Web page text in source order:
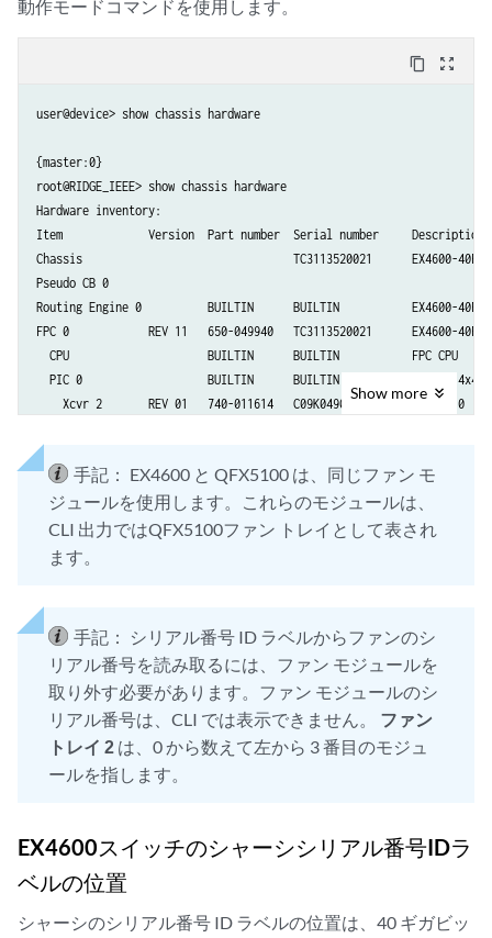
動作モードコマンドを使用します。
content_copy zoom_out_map
user@device> show chassis hardware
{master:0}
root@RIDGE_IEEE> show chassis hardware
Hardware inventory:
Item             Version  Part number  Serial number     Description
Chassis                                TC3113520021      EX4600-40F
Pseudo CB 0
Routing Engine 0          BUILTIN      BUILTIN           EX4600-40F
FPC 0            REV 11   650-049940   TC3113520021      EX4600-40F
  CPU                     BUILTIN      BUILTIN           FPC CPU
  PIC 0                   BUILTIN      BUILTIN           24x10G-4x40G
    Xcvr 2       REV 01   740-011614   C09K04908         SFP-LX10
Xcvr 13      REV 01   740-038152   MOC12301520030    SFP+-10G-
Xcvr 14      REV 01   740-038152   MOC12301520030    SFP+-10G-
Xcvr 15      REV 01   740-038152   MOC12301520030    SFP+-10G-
Xcvr 20      REV 01   740-038153   MOC13461530030    SFP+-10G-
Xcvr 21      REV 01   740-038153   MOC13461530030    SFP+-10G-
  PIC 1          REV 02   611-049556   RS3113520027      EX4600-EM-8F
  PIC 2          REV 02   611-049555   RR3113310086      QFX-EM-4Q
Xcvr 0       REV 01   740-038152   MOC12301520030    QSFP+-40G-
Power Supply 1   REV 03   740-041741   1GA23381854       JPSU-650W-
Fan Tray 0                                               QFX5100 Fan
Fan Tray 1                                               QFX5100 Fan
Fan Tray 4                                               QFX5100 Fan
{master:0}
Show more
手記： EX4600 と QFX5100 は、同じファン モ
ジュールを使用します。これらのモジュールは、
CLI 出力ではQFX5100ファン トレイとして表され
ます。
手記：
シリアル番号 ID ラベルからファンのシ
リアル番号を読み取るには、ファン モジュールを
取り外す必要があります。ファン モジュールのシ
リアル番号は、CLI では表示できません。 ファン
トレイ 2 は、0 から数えて左から 3 番目のモジュ
ールを指します。
EX4600スイッチのシャーシシリアル番号IDラ
ベルの位置
シャーシのシリアル番号 ID ラベルの位置は、40 ギガビッ